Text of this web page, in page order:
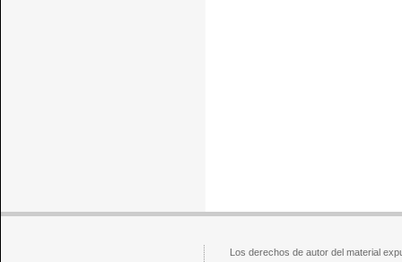
Los derechos de autor del material